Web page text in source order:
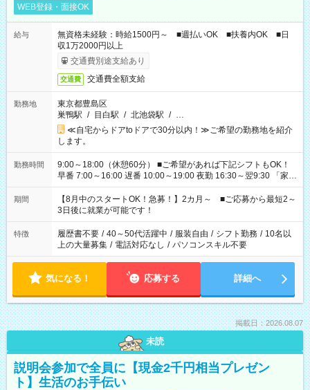
WEB登録・面接OK
給与
無資格未経験：時給1500円～ ■週払いOK ■扶養内OK ■日
収1万2000円以上
交通費別途支給あり
交通費 交通費全額支給
勤務地
東京都豊島区
巣鴨駅 / 目白駅 / 北池袋駅 / …
≪自宅からドアtoドアで30分以内！≫ご希望の勤務地を紹介
します。
勤務時間
9:00～18:00（休憩60分） ■ご希望があれば下記シフトもOK！
早番 7:00～16:00 遅番 10:00～19:00 夜勤 16:30～翌9:30 「家族
と休みを合わせたい」 「余裕を持って夕飯の準備がしたい」
「できれば残業はしたくない」 など、ご希望を教えてください
ね。 ※Wワーク希望の方へ 今ご覧のお仕事で希望する勤務時間
と、もう1つのお仕事の勤務時間。 合計で週40時間を超える場
合は応募できません。
期間
【8月中のスタートOK！急募！】2カ月～ ■ご応募から最短2～
3日後に就業が可能です！
特徴 履歴書不要 / 40～50代活躍中 / 服装自由 / シフト勤務 / 10名以
上の大量募集 / 電話対応なし / パソコンスキル不要
気になる！ 応募する 詳細へ
掲載日：2026.08.07
未読
説明会参加で全員に【現金2千円相当プレゼン
ト】生活のお手伝い